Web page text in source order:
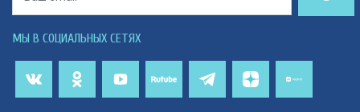
МЫ В СОЦИАЛЬНЫХ СЕТЯХ